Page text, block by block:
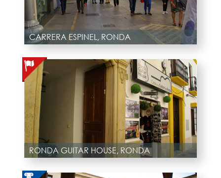
CARRERA ESPINEL, RONDA
RONDA GUITAR HOUSE, RONDA